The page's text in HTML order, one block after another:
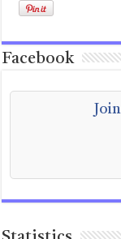
Facebook